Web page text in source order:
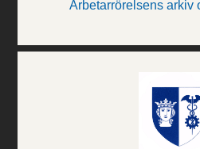
Arbetarrörelsens arkiv